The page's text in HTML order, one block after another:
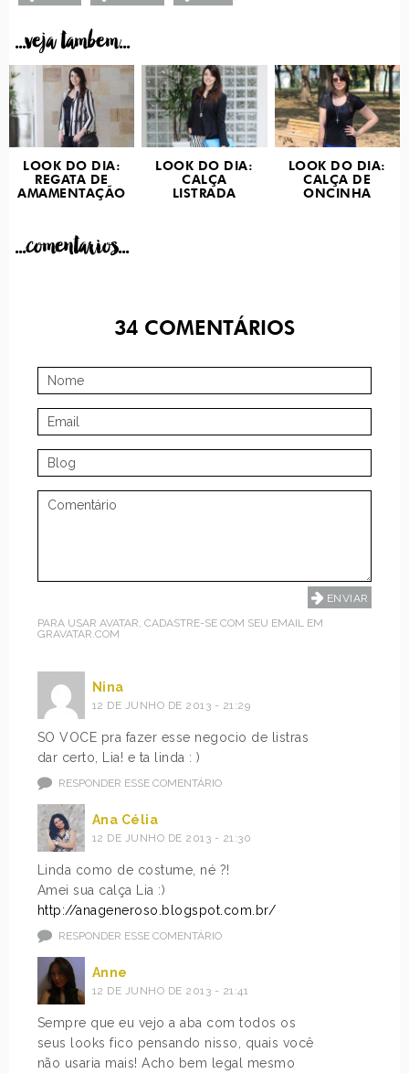
...veja tambem...
LOOK DO DIA:
REGATA DE
AMAMENTAÇÃO
LOOK DO DIA:
CALÇA
LISTRADA
LOOK DO DIA:
CALÇA DE
ONCINHA
...comentarios...
34 COMENTÁRIOS
PARA USAR AVATAR, CADASTRE-SE COM SEU EMAIL EM
GRAVATAR.COM
Nina
12 DE JUNHO DE 2013 - 21:29
SO VOCE pra fazer esse negocio de listras
dar certo, Lia! e ta linda : )
RESPONDER ESSE COMENTÁRIO
Ana Célia
12 DE JUNHO DE 2013 - 21:30
Linda como de costume, né ?!
Amei sua calça Lia :)
http://anageneroso.blogspot.com.br/
RESPONDER ESSE COMENTÁRIO
Anne
12 DE JUNHO DE 2013 - 21:41
Sempre que eu vejo a aba com todos os
seus looks fico pensando nisso, quais você
não usaria mais! Acho bem legal mesmo